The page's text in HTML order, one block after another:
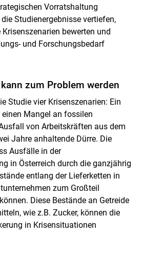
Vorratshaltung
Studienergebnisse vertiefen,
bewerten und
und Forschungsbedarf
zum Problem werden
Studie vier Krisenszenarien: Ein
Mangel an fossilen
von Arbeitskräften aus dem
Jahre anhaltende Dürre. Die
Ausfälle in der
in Österreich durch die ganzjährig
entlang der Lieferketten in
zum Großteil
Diese Bestände an Getreide
wie z.B. Zucker, können die
in Krisensituationen